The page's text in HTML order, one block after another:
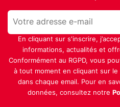
En cliquant sur s'inscrire,
informations, actualités et
Conformément au RGPD, vous
à tout moment en cliquant sur
dans chaque email. Pour en
données, consultez notre